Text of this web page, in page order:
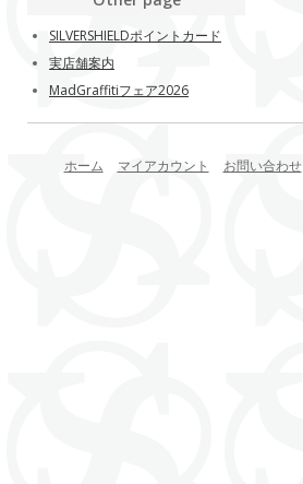
SILVERSHIELDポイントカード
実店舗案内
MadGraffitiフェア2026
ホーム マイアカウント お問い合わせ